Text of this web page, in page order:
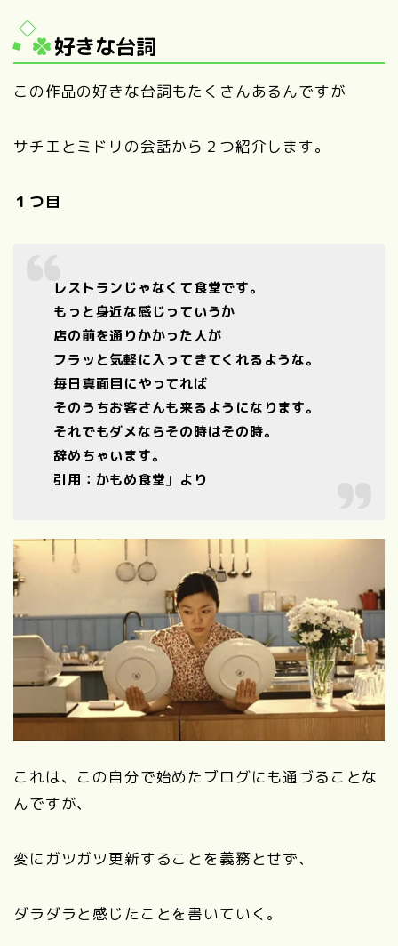
好きな台詞
この作品の好きな台詞もたくさんあるんですが
サチエとミドリの会話から２つ紹介します。
１つ目
レストランじゃなくて食堂です。
もっと身近な感じっていうか
店の前を通りかかった人が
フラッと気軽に入ってきてくれるような。
毎日真面目にやってれば
そのうちお客さんも来るようになります。
それでもダメならその時はその時。
辞めちゃいます。
引用：かもめ食堂」より
これは、この自分で始めたブログにも通づることな
んですが、
変にガツガツ更新することを義務とせず、
ダラダラと感じたことを書いていく。